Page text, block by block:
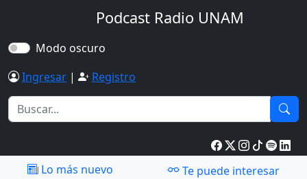
Podcast Radio UNAM
Modo oscuro
Ingresar | Registro
Lo más nuevo
Te puede interesar